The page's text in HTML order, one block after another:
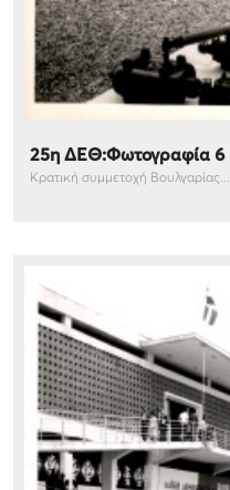
25η ΔΕΘ:Φωτογραφία 6
Κρατική συμμετοχή Βουλγαρίας...